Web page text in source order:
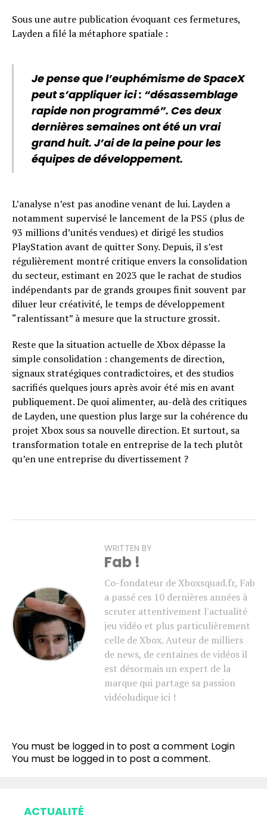
Sous une autre publication évoquant ces fermetures,
Layden a filé la métaphore spatiale :
Je pense que l’euphémisme de SpaceX
peut s’appliquer ici : “désassemblage
rapide non programmé”. Ces deux
dernières semaines ont été un vrai
grand huit. J’ai de la peine pour les
équipes de développement.
L’analyse n’est pas anodine venant de lui. Layden a
notamment supervisé le lancement de la PS5 (plus de
93 millions d’unités vendues) et dirigé les studios
PlayStation avant de quitter Sony. Depuis, il s’est
régulièrement montré critique envers la consolidation
du secteur, estimant en 2023 que le rachat de studios
indépendants par de grands groupes finit souvent par
diluer leur créativité, le temps de développement
“ralentissant” à mesure que la structure grossit.
Reste que la situation actuelle de Xbox dépasse la
simple consolidation : changements de direction,
signaux stratégiques contradictoires, et des studios
sacrifiés quelques jours après avoir été mis en avant
publiquement. De quoi alimenter, au-delà des critiques
de Layden, une question plus large sur la cohérence du
projet Xbox sous sa nouvelle direction. Et surtout, sa
transformation totale en entreprise de la tech plutôt
qu’en une entreprise du divertissement ?
WRITTEN BY
Fab !
Co-fondateur de Xboxsquad.fr, Fab
a passé ces 10 dernières années à
scruter attentivement l'actualité
jeu vidéo et plus particulièrement
celle de Xbox. Auteur de milliers
de news, de centaines de vidéos il
est désormais un expert de la
marque qui partage sa passion
vidéoludique ici !
You must be logged in to post a comment Login
You must be logged in to post a comment.
ACTUALITÉ